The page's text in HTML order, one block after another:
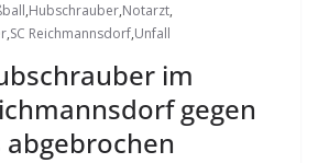
,Hubschrauber,Notarzt,
,SC Reichmannsdorf,Unfall
im
gegen